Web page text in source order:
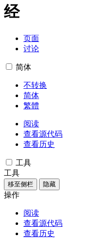
经
页面
讨论
简体
不转换
简体
繁體
阅读
查看源代码
查看历史
工具
工具
移至侧栏 隐藏
操作
阅读
查看源代码
查看历史